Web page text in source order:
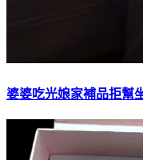
婆婆吃光娘家補品拒